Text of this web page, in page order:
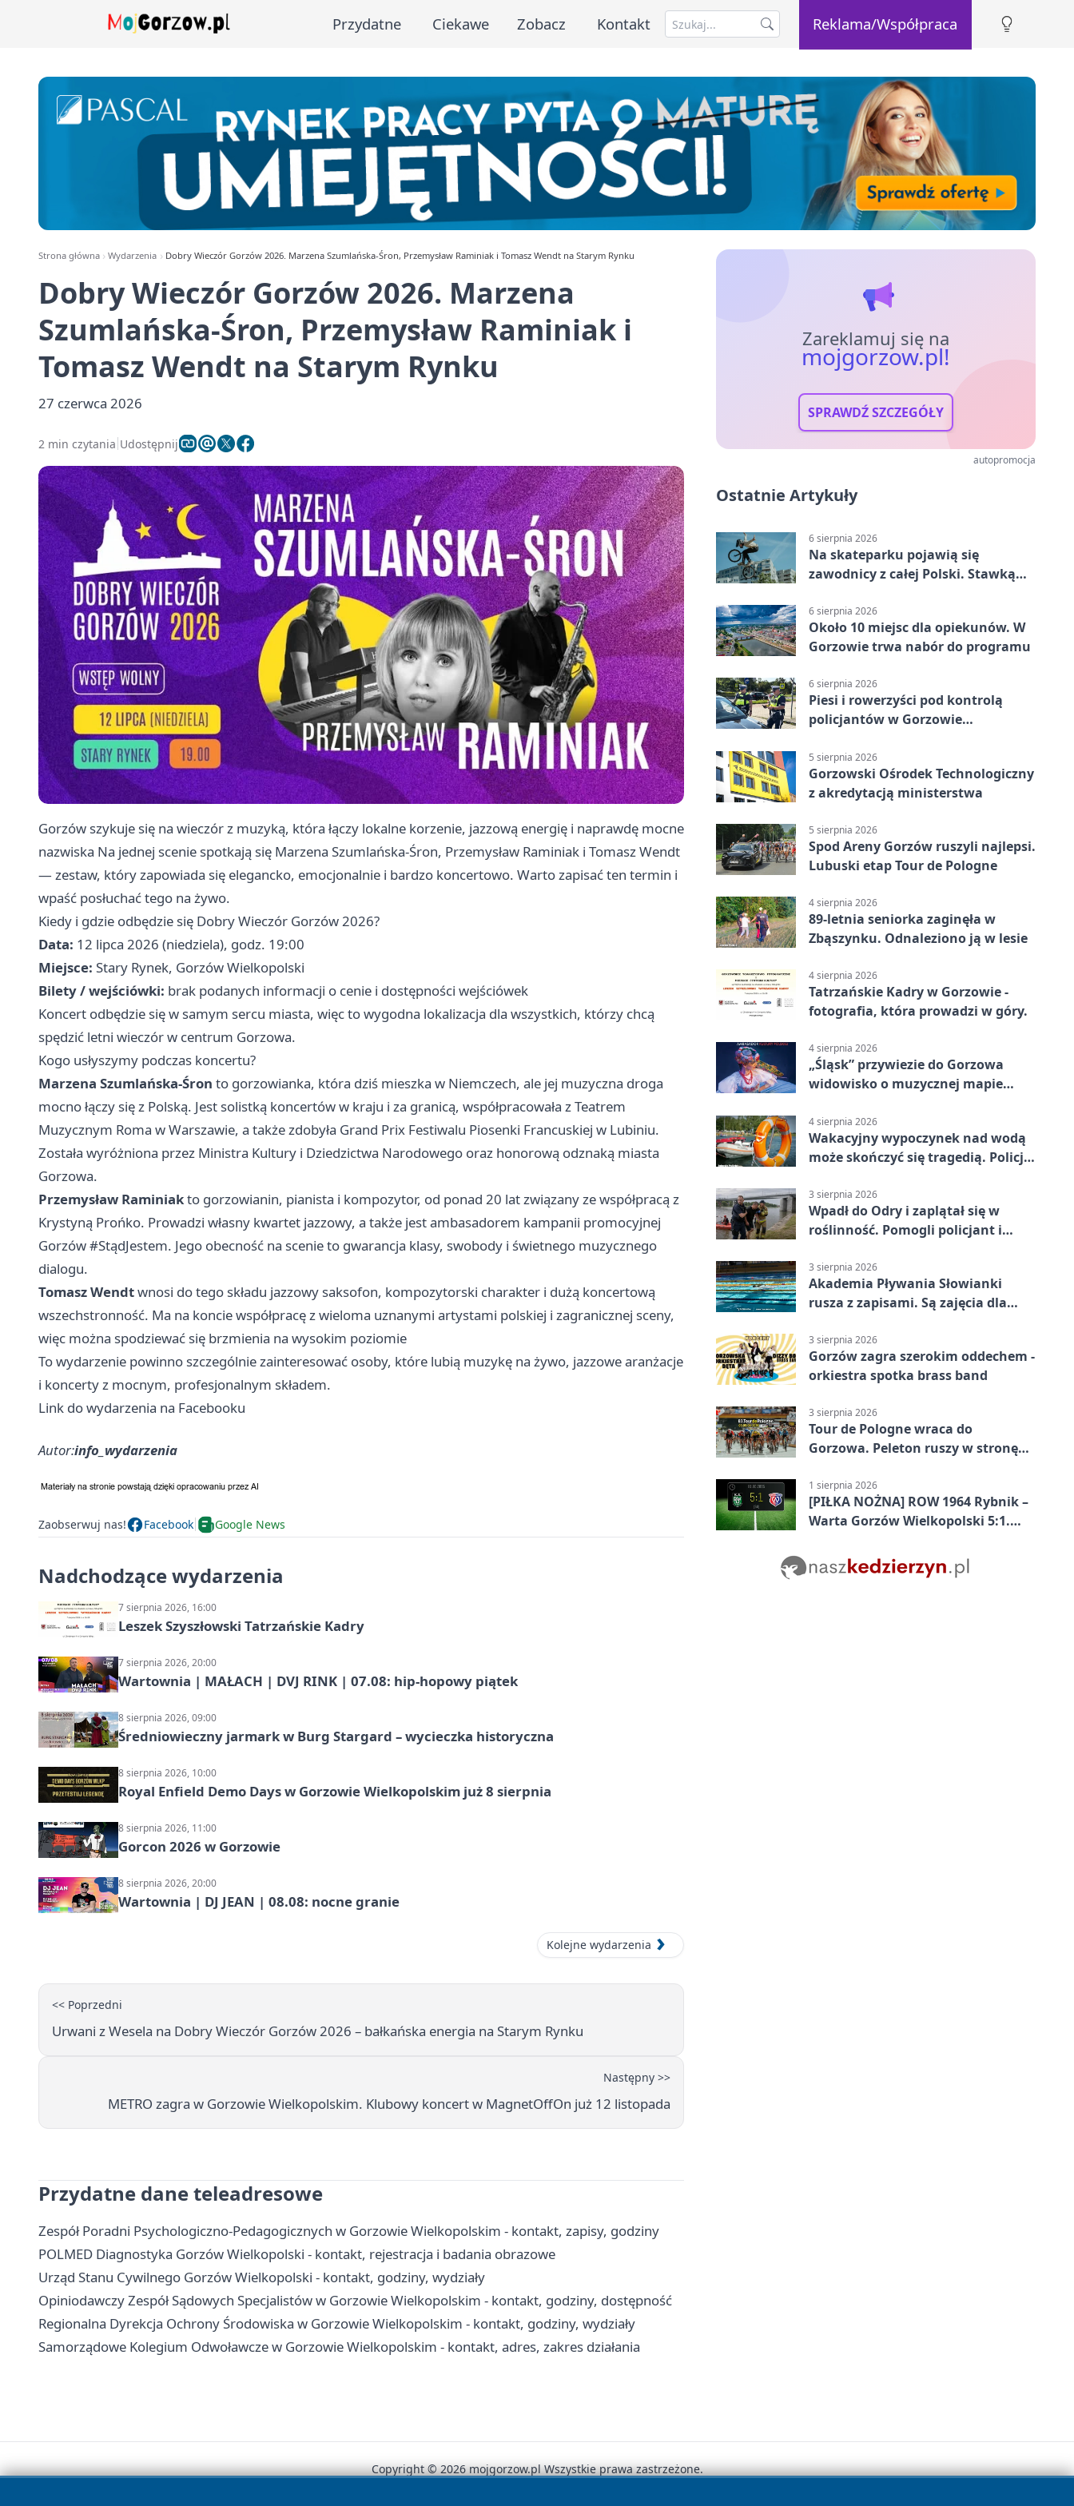
Przydatne Ciekawe Zobacz Kontakt Reklama/Współpraca
Strona główna Wydarzenia Dobry Wieczór Gorzów 2026. Marzena Szumlańska-Śron, Przemysław Raminiak i Tomasz Wendt na Starym Rynku
Dobry Wieczór Gorzów 2026. Marzena
Szumlańska-Śron, Przemysław Raminiak i
Tomasz Wendt na Starym Rynku
27 czerwca 2026
2 min czytania Udostępnij
Gorzów szykuje się na wieczór z muzyką, która łączy lokalne korzenie, jazzową energię i naprawdę mocne
nazwiska Na jednej scenie spotkają się Marzena Szumlańska-Śron, Przemysław Raminiak i Tomasz Wendt
— zestaw, który zapowiada się elegancko, emocjonalnie i bardzo koncertowo. Warto zapisać ten termin i
wpaść posłuchać tego na żywo.
Kiedy i gdzie odbędzie się Dobry Wieczór Gorzów 2026?
Data: 12 lipca 2026 (niedziela), godz. 19:00
Miejsce: Stary Rynek, Gorzów Wielkopolski
Bilety / wejściówki: brak podanych informacji o cenie i dostępności wejściówek
Koncert odbędzie się w samym sercu miasta, więc to wygodna lokalizacja dla wszystkich, którzy chcą
spędzić letni wieczór w centrum Gorzowa.
Kogo usłyszymy podczas koncertu?
Marzena Szumlańska-Śron to gorzowianka, która dziś mieszka w Niemczech, ale jej muzyczna droga
mocno łączy się z Polską. Jest solistką koncertów w kraju i za granicą, współpracowała z Teatrem
Muzycznym Roma w Warszawie, a także zdobyła Grand Prix Festiwalu Piosenki Francuskiej w Lubiniu.
Została wyróżniona przez Ministra Kultury i Dziedzictwa Narodowego oraz honorową odznaką miasta
Gorzowa.
Przemysław Raminiakto gorzowianin, pianista i kompozytor, od ponad 20 lat związany ze współpracą z
Krystyną Prońko. Prowadzi własny kwartet jazzowy, a także jest ambasadorem kampanii promocyjnej
Gorzów #StądJestem. Jego obecność na scenie to gwarancja klasy, swobody i świetnego muzycznego
dialogu.
Tomasz Wendtwnosi do tego składu jazzowy saksofon, kompozytorski charakter i dużą koncertową
wszechstronność. Ma na koncie współpracę z wieloma uznanymi artystami polskiej i zagranicznej sceny,
więc można spodziewać się brzmienia na wysokim poziomie
To wydarzenie powinno szczególnie zainteresować osoby, które lubią muzykę na żywo, jazzowe aranżacje
i koncerty z mocnym, profesjonalnym składem.
Link do wydarzenia na Facebooku
Autor:info_wydarzenia
Zaobserwuj nas! Facebook Google News
Nadchodzące wydarzenia
7 sierpnia 2026, 16:00
Leszek Szyszłowski Tatrzańskie Kadry
7 sierpnia 2026, 20:00
Wartownia | MAŁACH | DVJ RINK | 07.08: hip-hopowy piątek
8 sierpnia 2026, 09:00
Średniowieczny jarmark w Burg Stargard – wycieczka historyczna
8 sierpnia 2026, 10:00
Royal Enfield Demo Days w Gorzowie Wielkopolskim już 8 sierpnia
8 sierpnia 2026, 11:00
Gorcon 2026 w Gorzowie
8 sierpnia 2026, 20:00
Wartownia | DJ JEAN | 08.08: nocne granie
Kolejne wydarzenia
<< Poprzedni
Urwani z Wesela na Dobry Wieczór Gorzów 2026 – bałkańska energia na Starym Rynku
Następny >>
METRO zagra w Gorzowie Wielkopolskim. Klubowy koncert w MagnetOffOn już 12 listopada
Przydatne dane teleadresowe
Zespół Poradni Psychologiczno-Pedagogicznych w Gorzowie Wielkopolskim - kontakt, zapisy, godziny
POLMED Diagnostyka Gorzów Wielkopolski - kontakt, rejestracja i badania obrazowe
Urząd Stanu Cywilnego Gorzów Wielkopolski - kontakt, godziny, wydziały
Opiniodawczy Zespół Sądowych Specjalistów w Gorzowie Wielkopolskim - kontakt, godziny, dostępność
Regionalna Dyrekcja Ochrony Środowiska w Gorzowie Wielkopolskim - kontakt, godziny, wydziały
Samorządowe Kolegium Odwoławcze w Gorzowie Wielkopolskim - kontakt, adres, zakres działania
Zareklamuj się na
mojgorzow.pl!
SPRAWDŹ SZCZEGÓŁY
autopromocja
Ostatnie Artykuły
6 sierpnia 2026
Na skateparku pojawią się
zawodnicy z całej Polski. Stawką
6 sierpnia 2026
Około 10 miejsc dla opiekunów. W
Gorzowie trwa nabór do programu
6 sierpnia 2026
Piesi i rowerzyści pod kontrolą
policjantów w Gorzowie
5 sierpnia 2026
Gorzowski Ośrodek Technologiczny
z akredytacją ministerstwa
5 sierpnia 2026
Spod Areny Gorzów ruszyli najlepsi.
Lubuski etap Tour de Pologne
4 sierpnia 2026
89-letnia seniorka zaginęła w
Zbąszynku. Odnaleziono ją w lesie
4 sierpnia 2026
Tatrzańskie Kadry w Gorzowie -
fotografia, która prowadzi w góry.
4 sierpnia 2026
„Śląsk” przywiezie do Gorzowa
widowisko o muzycznej mapie
4 sierpnia 2026
Wakacyjny wypoczynek nad wodą
może skończyć się tragedią. Policja
3 sierpnia 2026
Wpadł do Odry i zaplątał się w
roślinność. Pomogli policjant i
3 sierpnia 2026
Akademia Pływania Słowianki
rusza z zapisami. Są zajęcia dla
3 sierpnia 2026
Gorzów zagra szerokim oddechem -
orkiestra spotka brass band
3 sierpnia 2026
Tour de Pologne wraca do
Gorzowa. Peleton ruszy w stronę
1 sierpnia 2026
[PIŁKA NOŻNA] ROW 1964 Rybnik –
Warta Gorzów Wielkopolski 5:1.
Lidze Grupa 3 (Grupa III)
Copyright © 2026 mojgorzow.pl Wszystkie prawa zastrzeżone.